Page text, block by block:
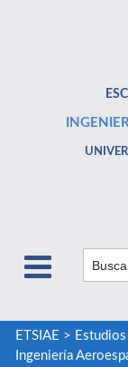
ETSIAE > Estudios
Ingeniería